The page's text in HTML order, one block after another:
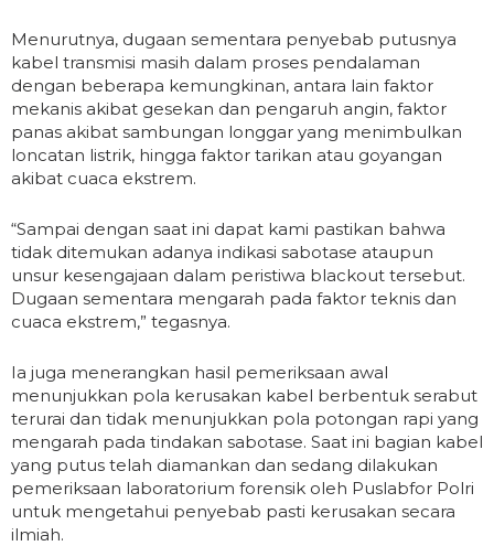
Menurutnya, dugaan sementara penyebab putusnya
kabel transmisi masih dalam proses pendalaman
dengan beberapa kemungkinan, antara lain faktor
mekanis akibat gesekan dan pengaruh angin, faktor
panas akibat sambungan longgar yang menimbulkan
loncatan listrik, hingga faktor tarikan atau goyangan
akibat cuaca ekstrem.
“Sampai dengan saat ini dapat kami pastikan bahwa
tidak ditemukan adanya indikasi sabotase ataupun
unsur kesengajaan dalam peristiwa blackout tersebut.
Dugaan sementara mengarah pada faktor teknis dan
cuaca ekstrem,” tegasnya.
Ia juga menerangkan hasil pemeriksaan awal
menunjukkan pola kerusakan kabel berbentuk serabut
terurai dan tidak menunjukkan pola potongan rapi yang
mengarah pada tindakan sabotase. Saat ini bagian kabel
yang putus telah diamankan dan sedang dilakukan
pemeriksaan laboratorium forensik oleh Puslabfor Polri
untuk mengetahui penyebab pasti kerusakan secara
ilmiah.